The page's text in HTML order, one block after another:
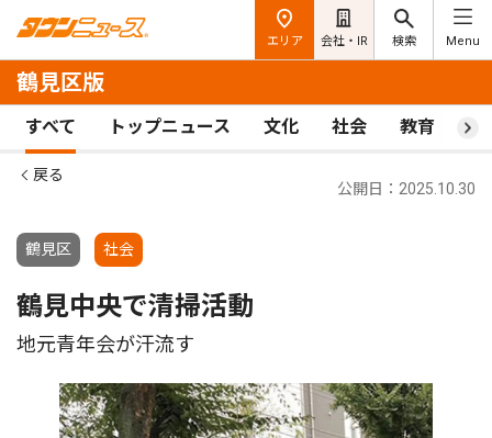
エリア 会社・IR 検索 Menu
鶴見区版
すべて トップニュース 文化 社会 教育 ス
戻る
鶴見区 社会
公開日：2025.10.30
鶴見中央で清掃活動
地元青年会が汗流す